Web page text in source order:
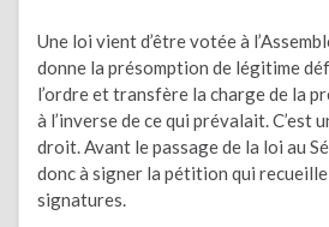
Une loi vient d’être votée à
donne la présomption de légitime
l’ordre et transfère la charge de la
à l’inverse de ce qui prévalait. C’est
droit. Avant le passage de la loi au
donc à signer la pétition qui
signatures.